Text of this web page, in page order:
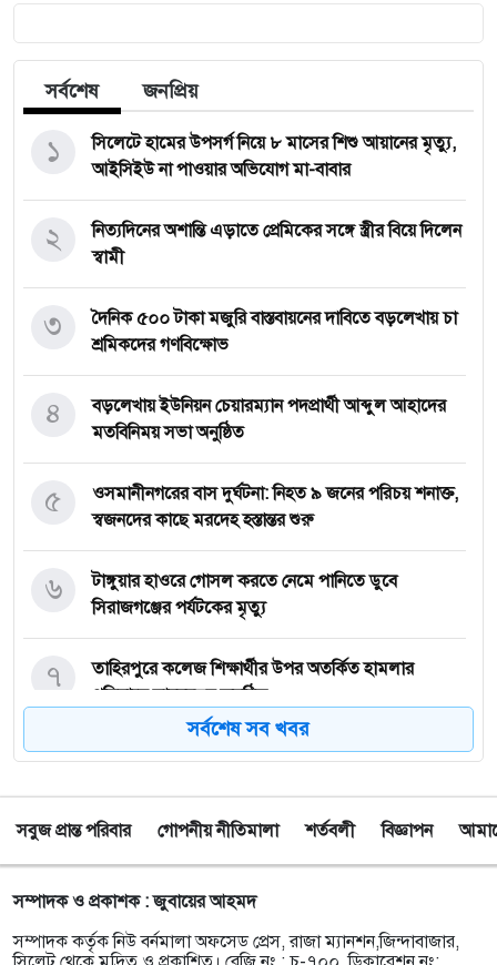
সর্বশেষ জনপ্রিয়
সিলেটে হামের উপসর্গ নিয়ে ৮ মাসের শিশু আয়ানের মৃত্যু,
আইসিইউ না পাওয়ার অভিযোগ মা-বাবার
১
নিত্যদিনের অশান্তি এড়াতে প্রেমিকের সঙ্গে স্ত্রীর বিয়ে দিলেন
স্বামী
২
দৈনিক ৫০০ টাকা মজুরি বাস্তবায়নের দাবিতে বড়লেখায় চা
শ্রমিকদের গণবিক্ষোভ
৩
বড়লেখায় ইউনিয়ন চেয়ারম্যান পদপ্রার্থী আব্দুল আহাদের
মতবিনিময় সভা অনুষ্ঠিত
৪
‎ওসমানীনগরের বাস দুর্ঘটনা: নিহত ৯ জনের পরিচয় শনাক্ত,
স্বজনদের কাছে মরদেহ হস্তান্তর শুরু
৫
টাঙ্গুয়ার হাওরে গোসল করতে নেমে পানিতে ডুবে
সিরাজগঞ্জের পর্যটকের মৃত্যু
৬
তাহিরপুরে কলেজ শিক্ষার্থীর উপর অতর্কিত হামলার
প্রতিবাদে মানববন্ধন অনুষ্ঠিত
৭
পাঁচ বন্ধু মিলে ঘুরতে এসেছিলেন সিলেট, কফিনবন্দি হয়ে
৮
সিলেটে অনুষ্ঠান শেষে ফেরার পথে সড়ক দুর্ঘটনায় প্রাণ গেল
তরুণ শিল্পী পেহেলী ভৈরবীর
ওসমানীনগরে ইউনিক ও বেঙ্গল পরিবহনের সংঘর্ষ, নিহত ৯
আহত অন্তত ২৫
১০
সর্বশেষ সব খবর
সবুজ প্রান্ত পরিবার গোপনীয় নীতিমালা শর্তবলী বিজ্ঞাপন
সম্পাদক ও প্রকাশক : জুবায়ের আহমদ
সম্পাদক কর্তৃক নিউ বর্নমালা অফসেড প্রেস, রাজা ম্যানশন,জিন্দাবাজার,